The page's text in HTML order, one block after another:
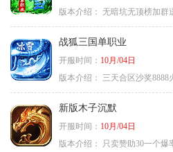
版本介绍： 无暗坑无顶榜加群
战狐三国单职业
开服时间： 10月/04日
版本介绍：
三天合区沙奖8888
新版木子沉默
开服时间： 10月/04日
版本介绍：
只卖赞助30一个爆